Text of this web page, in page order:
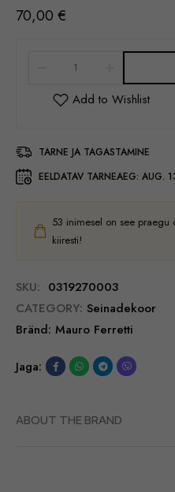
70,00 €
TARNE JA TAGASTAMINE
EELDATAV TARNEAEG: AUG.
53 inimesel on see
kiiresti!
SKU: 0319270003
CATEGORY: Seinadekoor
Bränd: Mauro Ferretti
Jaga:
ABOUT THE BRAND